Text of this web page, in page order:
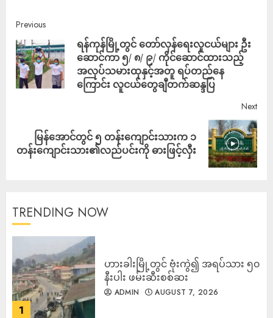
Previous
ရန်ကုန်မြို့တွင် တော်လှန်ရေးလူငယ်များ ဦး
ဆောင်ကာ ၅/ ၈/ ၉/ ကိုင်ဆောင်ထားသည့်
အလုပ်သမားထုနှင့်အတူ ရပ်တည်နေ
ကြောင်း လူငယ်တွေချီတက်ဆန္ဒပြ
Next
မြန်အောင်တွင် ၅ တန်းကျောင်းသားက ၁
တန်းကျောင်းသား၏လည်ပင်းကို ဓားဖြင့်လှီး
TRENDING NOW
1
ဟားခါးမြို့တွင် ဗုံးကွဲ၍ အရပ်သား ၅၀
နီးပါး ဖမ်းဆီးစစ်ဆး
ADMIN AUGUST 7, 2026